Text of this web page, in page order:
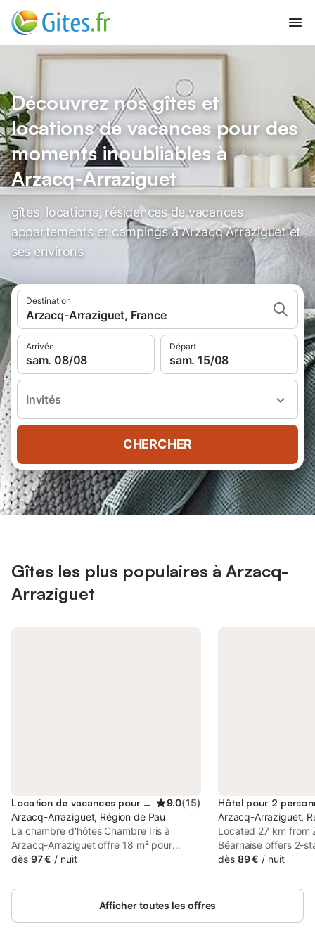
Découvrez nos gîtes et
locations de vacances pour des
moments inoubliables à
Arzacq-Arraziguet
gîtes, locations, résidences de vacances,
appartements et campings à Arzacq Arraziguet et
ses environs
Destination
Arzacq-Arraziguet, France
Arrivée
sam. 08/08
Départ
sam. 15/08
Invités
CHERCHER
Gîtes les plus populaires à Arzacq-
Arraziguet
Location de vacances pour 2 personnes 9.0(15)
Arzacq-Arraziguet, Région de Pau
La chambre d'hôtes Chambre Iris à
Arzacq-Arraziguet offre 18 m² pour
accueillir jusqu'à 2 personnes. Vous
bain pendant votre séjour. Les
équipements privés incluent une vue sur
dès 97 € / nuit
Hôtel pour 2
Arzacq-Arraziguet,
Located 27 km from
Béarnaise offers 2-
Arzacq-Arraziguet
dès 89 € / nuit
Afficher toutes les offres